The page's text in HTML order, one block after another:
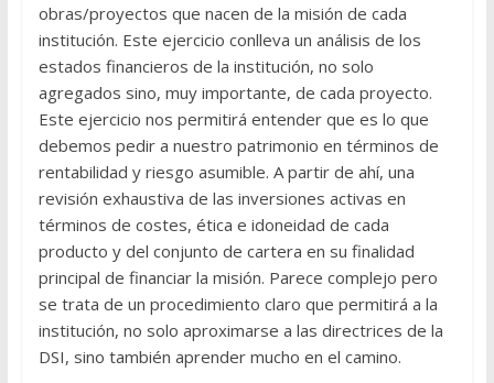
obras/proyectos que nacen de la misión de cada
institución. Este ejercicio conlleva un análisis de los
estados financieros de la institución, no solo
agregados sino, muy importante, de cada proyecto.
Este ejercicio nos permitirá entender que es lo que
debemos pedir a nuestro patrimonio en términos de
rentabilidad y riesgo asumible. A partir de ahí, una
revisión exhaustiva de las inversiones activas en
términos de costes, ética e idoneidad de cada
producto y del conjunto de cartera en su finalidad
principal de financiar la misión. Parece complejo pero
se trata de un procedimiento claro que permitirá a la
institución, no solo aproximarse a las directrices de la
DSI, sino también aprender mucho en el camino.